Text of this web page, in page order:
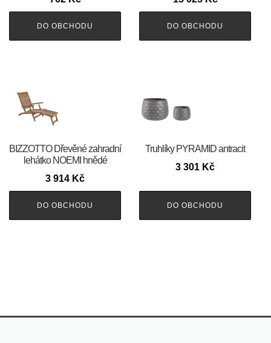
DO OBCHODU DO OBCHODU
BIZZOTTO Dřevěné zahradní
lehátko NOEMI hnědé
3 914 Kč
DO OBCHODU
Truhlíky PYRAMID antracit
3 301 Kč
DO OBCHODU